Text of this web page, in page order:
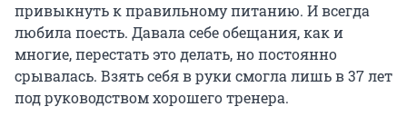
привыкнуть к правильному питанию. И всегда
любила поесть. Давала себе обещания, как и
многие, перестать это делать, но постоянно
срывалась. Взять себя в руки смогла лишь в 37 лет
под руководством хорошего тренера.